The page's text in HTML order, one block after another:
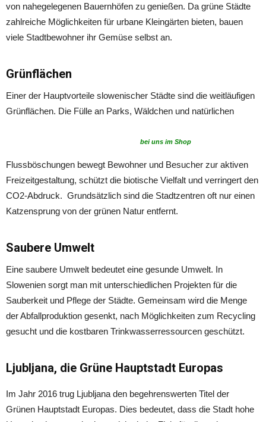
von nahegelegenen Bauernhöfen zu genießen. Da grüne Städte
zahlreiche Möglichkeiten für urbane Kleingärten bieten, bauen
viele Stadtbewohner ihr Gemüse selbst an.
Grünflächen
Einer der Hauptvorteile slowenischer Städte sind die weitläufigen
Grünflächen. Die Fülle an Parks, Wäldchen und natürlichen
bei uns im Shop
Flussböschungen bewegt Bewohner und Besucher zur aktiven
Freizeitgestaltung, schützt die biotische Vielfalt und verringert den
CO2-Abdruck. Grundsätzlich sind die Stadtzentren oft nur einen
Katzensprung von der grünen Natur entfernt.
Saubere Umwelt
Eine saubere Umwelt bedeutet eine gesunde Umwelt. In
Slowenien sorgt man mit unterschiedlichen Projekten für die
Sauberkeit und Pflege der Städte. Gemeinsam wird die Menge
der Abfallproduktion gesenkt, nach Möglichkeiten zum Recycling
gesucht und die kostbaren Trinkwasserressourcen geschützt.
Ljubljana, die Grüne Hauptstadt Europas
Im Jahr 2016 trug Ljubljana den begehrenswerten Titel der
Grünen Hauptstadt Europas. Dies bedeutet, dass die Stadt hohe